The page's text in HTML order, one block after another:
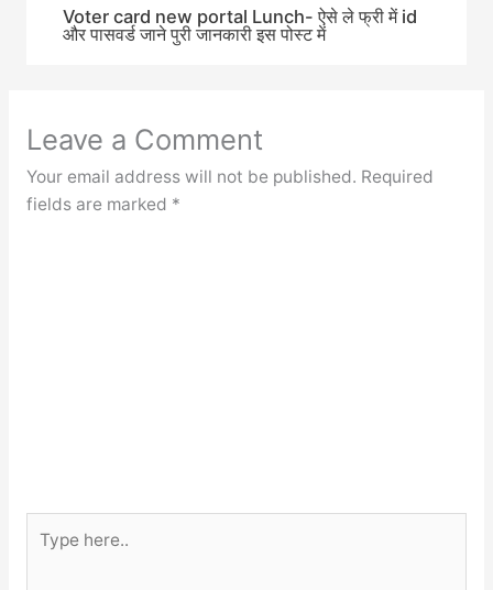
Voter card new portal Lunch- ऐसे ले फ्री में id
और पासवर्ड जाने पुरी जानकारी इस पोस्ट में
Leave a Comment
Your email address will not be published. Required
fields are marked *
here..